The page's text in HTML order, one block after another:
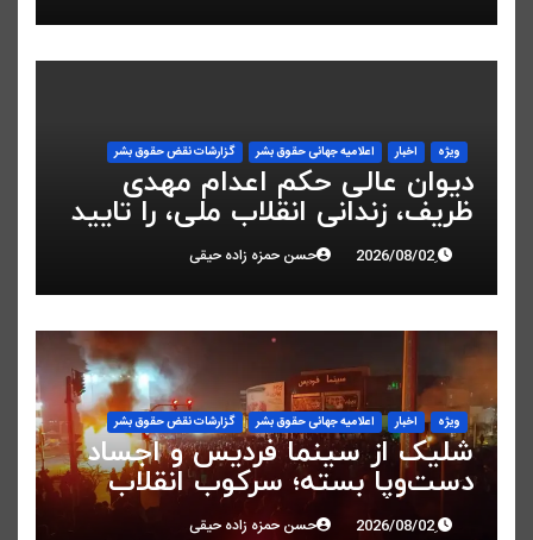
ویژه اخبار اعلاميه جهانی حقوق بشر گزارشات نقض حقوق بشر
دیوان عالی حکم اعدام مهدی
ظریف، زندانی انقلاب ملی، را تایید
کرد حسن حمزه زاده حیقی
ویژه اخبار اعلاميه جهانی حقوق بشر گزارشات نقض حقوق بشر
شلیک از سینما فردیس و اجساد
دست‌وپا بسته؛ سرکوب انقلاب
ملی در البرز حسن حمزه زاده حیقی